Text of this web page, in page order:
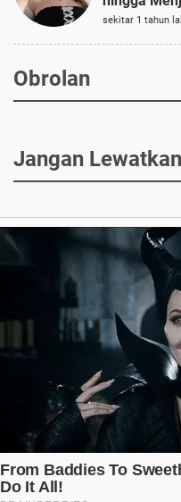
sekitar 1 tahun
Obrolan
Jangan Lewatkan